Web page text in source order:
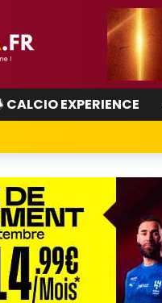
CALCIO EXPERIENCE